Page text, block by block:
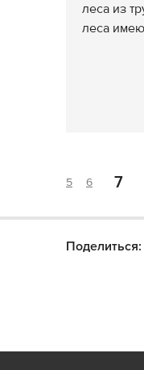
леса из
леса
5 6 7
Поделиться: